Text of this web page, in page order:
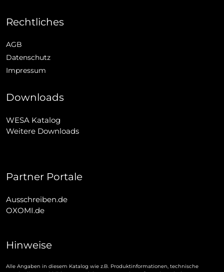
Rechtliches
AGB
Datenschutz
Impressum
Downloads
WESA Katalog
Weitere Downloads
Partner Portale
Ausschreiben.de
OXOMI.de
Hinweise
Alle Angaben in diesem Katalog wie z.B. Produktinformationen, technische